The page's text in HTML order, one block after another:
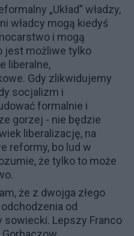
„Układ” władzy,
władcy mogą kiedyś
i mogą
jest możliwe tylko
liberalne,
Gdy zlikwidujemy
socjalizm i
formalnie i
gorzej - nie będzie
liberalizację, na
reformy, bo lud w
że tylko to może
że z dwojga złego
od
sowiecki. Lepszy Franco